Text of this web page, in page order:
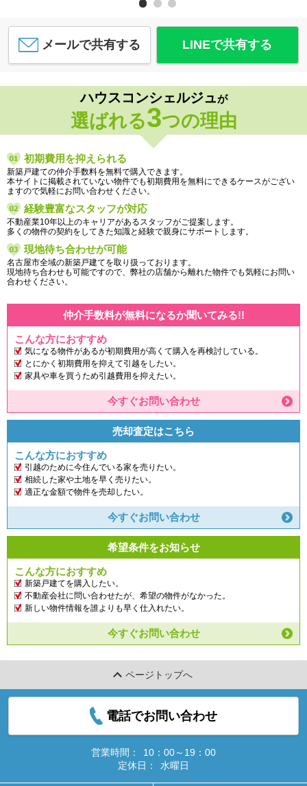
メールで共有する LINEで共有する
ハウスコンシェルジュが
選ばれる3つの理由
初期費用を抑えられる
新築戸建ての仲介手数料を無料で購入できます。
本サイトに掲載されていない物件でも初期費用を無料にできるケースがござい
ますので気軽にお問い合わせください。
経験豊富なスタッフが対応
不動産業10年以上のキャリアがあるスタッフがご提案します。
多くの物件の契約をしてきた知識と経験で親身にサポートします。
現地待ち合わせが可能
名古屋市全域の新築戸建てを取り扱っております。
現地待ち合わせも可能ですので、弊社の店舗から離れた物件でも気軽にお問い
合わせください。
仲介手数料が無料になるか聞いてみる!!
こんな方におすすめ
気になる物件があるが初期費用が高くて購入を再検討している。
とにかく初期費用を抑えて引越をしたい。
家具や車を買うため引越費用を抑えたい。
今すぐお問い合わせ
売却査定はこちら
こんな方におすすめ
引越のために今住んでいる家を売りたい。
相続した家や土地を早く売りたい。
適正な金額で物件を売却したい。
今すぐお問い合わせ
希望条件をお知らせ
こんな方におすすめ
新築戸建てを購入したい。
不動産会社に問い合わせたが、希望の物件がなかった。
新しい物件情報を誰よりも早く仕入れたい。
今すぐお問い合わせ
ページトップへ
電話でお問い合わせ
営業時間：
10：00～19：00
定休日：
水曜日